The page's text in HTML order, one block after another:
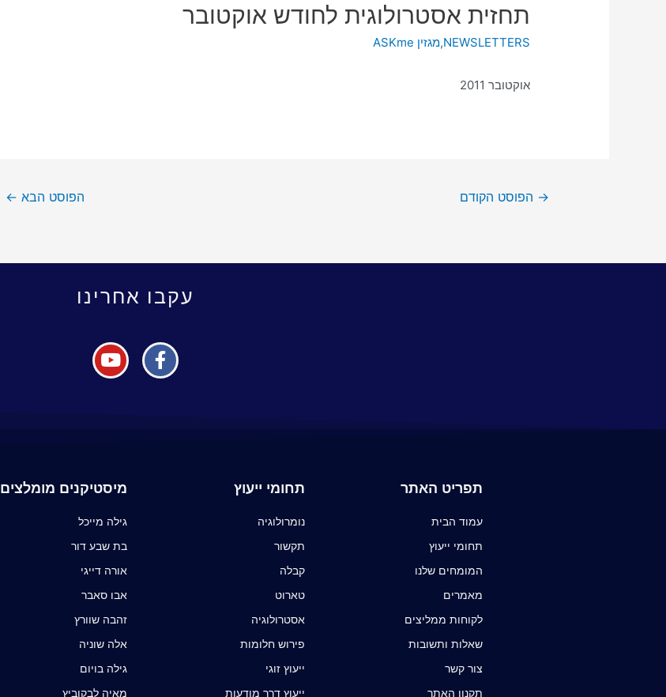
תחזית אסטרולוגית לחודש אוקטובר
NEWSLETTERS
,מגזין ASKme
אוקטובר 2011
→ הפוסט הקודם הפוסט הבא ←
עקבו אחרינו
תפריט האתר
עמוד הבית
תחומי ייעוץ
המומחים שלנו
מאמרים
לקוחות ממליצים
שאלות ותשובות
צור קשר
תקנון האתר
תחומי ייעוץ
נומרולוגיה
תקשור
קבלה
טארוט
אסטרולוגיה
פירוש חלומות
ייעוץ זוגי
ייעוץ דרך מודעות
מיסטיקנים מומלצים
גילה מייכל
בת שבע דור
אורה דייגי
אבו סאבר
זהבה שוורץ
אלה שוניה
גילה בויום
מאיה לבקוביץ